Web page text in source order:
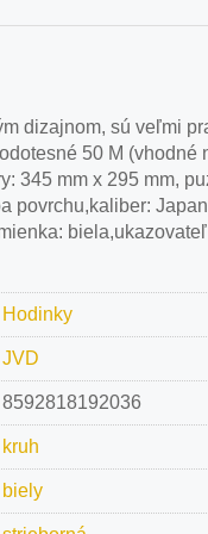
dizajnom, sú veľmi
50 M (vhodné
345 mm x 295 mm,
povrchu,kaliber:
Hodinky
JVD
8592818192036
kruh
biely